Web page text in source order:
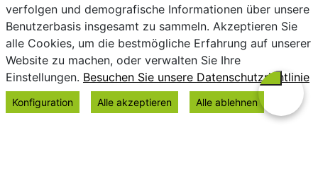
verfolgen und demografische Informationen über unsere
Benutzerbasis insgesamt zu sammeln. Akzeptieren Sie
alle Cookies, um die bestmögliche Erfahrung auf unserer
Website zu machen, oder verwalten Sie Ihre
Einstellungen. Besuchen Sie unsere Datenschutzrichtlinie
Konfiguration Alle akzeptieren Alle ablehnen